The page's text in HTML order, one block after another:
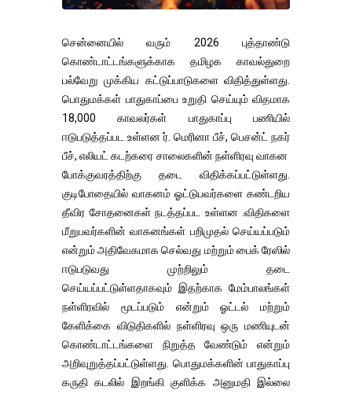
சென்னையில் வரும் 2026 புத்தாண்டு
கொண்டாட்டங்களுக்காக தமிழக காவல்துறை
பல்வேறு முக்கிய கட்டுப்பாடுகளை விதித்துள்ளது.
பொதுமக்கள் பாதுகாப்பை உறுதி செய்யும் விதமாக
18,000 காவலர்கள் பாதுகாப்பு பணியில்
ஈடுபடுத்தப்பட உள்ளன ர். மெரினா பீச், பெசன்ட் நகர்
பீச், எலியட் கடற்கரை சாலைகளின் நள்ளிரவு வாகன
போக்குவரத்திற்கு தடை விதிக்கப்பட்டுள்ளது.
குடிபோதையில் வாகனம் ஓட்டுபவர்களை கண்டறிய
தீவிர சோதனைகள் நடத்தப்பட உள்ளன .விதிகளை
மீறுபவர்களின் வாகனங்கள் பறிமுதல் செய்யப்படும்
என்றும் அதிவேகமாக செல்வது மற்றும் பைக் ரேஸில்
ஈடுபடுவது முற்றிலும் தடை
செய்யப்பட்டுள்ளதாகவும் இதற்காக மேம்பாலங்கள்
நள்ளிரவில் மூடப்படும் என்றும் ஓட்டல் மற்றும்
கேளிக்கை விடுதிகளில் நள்ளிரவு ஒரு மணியுடன்
கொண்டாட்டங்களை நிறுத்த வேண்டும் என்றும்
அறிவுறுத்தப்பட்டுள்ளது. பொதுமக்களின் பாதுகாப்பு
கருதி கடலில் இறங்கி குளிக்க அனுமதி இல்லை